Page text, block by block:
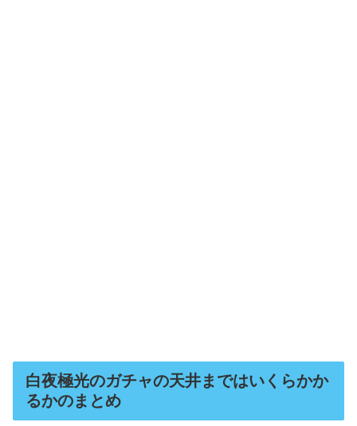
白夜極光のガチャの天井まではいくらかか
るかのまとめ